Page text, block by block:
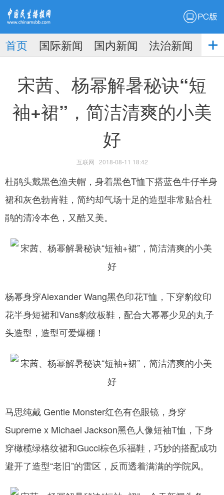
播
网
首页 国际新闻 国内新闻 法治新闻
社
宋茜、杨幂解暑秘诀“短
袖+裙”，简洁清爽的小美
好
互联网 2018-08-11 18:42
杜鹃头戴黑色渔夫帽，身着黑色T恤下搭蓝色牛仔半身
裙和灰色勃肯鞋，简约却气场十足的造型非常贴合杜
鹃的清冷本色，又酷又美。
杨幂身穿Alexander Wang黑色印花T恤，下穿豹纹印
花半身短裙和Vans豹纹板鞋，配合大幂幂少见的丸子
头造型，造型可爱爆棚！
马思纯戴 Gentle Monster红色有色眼镜，身穿
Supreme x Michael Jackson黑色人像短袖T恤，下身
穿橄榄绿格纹裙和Gucci棕色乐福鞋，巧妙的搭配成功
避开了造型“老旧”的雷区，反而透着满满的学院风。